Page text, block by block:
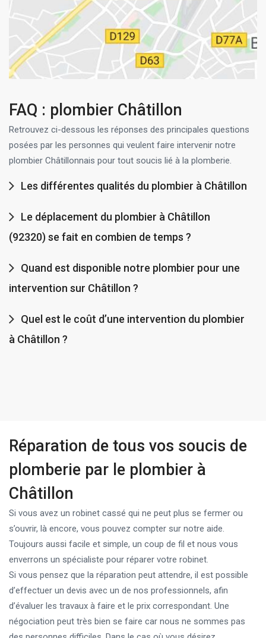
FAQ : plombier Châtillon
Retrouvez ci-dessous les réponses des principales questions
posées par les personnes qui veulent faire intervenir notre
plombier Châtillonnais pour tout soucis lié à la plomberie.
Les différentes qualités du plombier à Châtillon
Le déplacement du plombier à Châtillon
(92320) se fait en combien de temps ?
Quand est disponible notre plombier pour une
intervention sur Châtillon ?
Quel est le coût d’une intervention du plombier
à Châtillon ?
Réparation de tous vos soucis de
plomberie par le plombier à
Châtillon
Si vous avez un robinet cassé qui ne peut plus se fermer ou
s’ouvrir, là encore, vous pouvez compter sur notre aide.
Toujours aussi facile et simple, un coup de fil et nous vous
enverrons un spécialiste pour réparer votre robinet.
Si vous pensez que la réparation peut attendre, il est possible
d’effectuer un devis avec un de nos professionnels, afin
d’évaluer les travaux à faire et le prix correspondant. Une
négociation peut très bien se faire car nous ne sommes pas